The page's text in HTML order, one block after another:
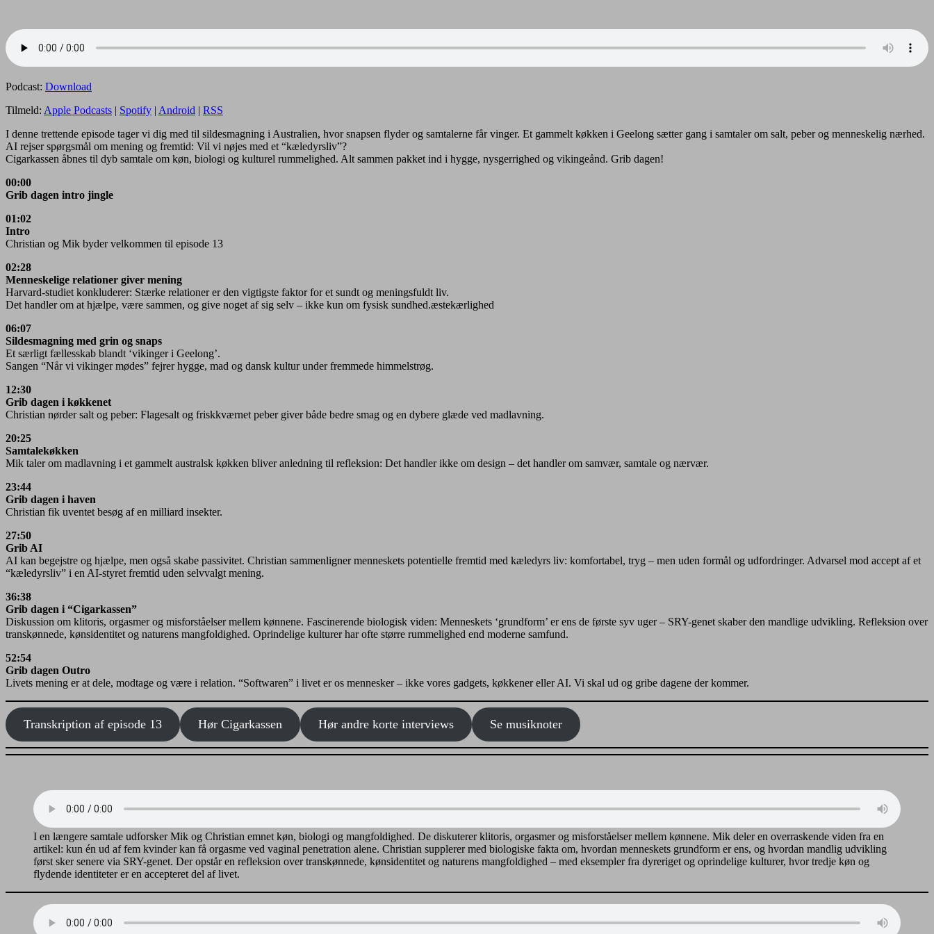
Podcast: Download
Tilmeld: Apple Podcasts | Spotify | Android | RSS
I denne trettende episode tager vi dig med til sildesmagning i Australien, hvor snapsen flyder og samtalerne får vinger. Et gammelt køkken i Geelong sætter gang i samtaler om salt, peber og menneskelig nærhed.
AI rejser spørgsmål om mening og fremtid: Vil vi nøjes med et “kæledyrsliv”?
Cigarkassen åbnes til dyb samtale om køn, biologi og kulturel rummelighed. Alt sammen pakket ind i hygge, nysgerrighed og vikingeånd. Grib dagen!
00:00
Grib dagen intro jingle
01:02
Intro
Christian og Mik byder velkommen til episode 13
02:28
Menneskelige relationer giver mening
Harvard-studiet konkluderer: Stærke relationer er den vigtigste faktor for et sundt og meningsfuldt liv.
Det handler om at hjælpe, være sammen, og give noget af sig selv – ikke kun om fysisk sundhed.æstekærlighed
06:07
Sildesmagning med grin og snaps
Et særligt fællesskab blandt ‘vikinger i Geelong’.
Sangen “Når vi vikinger mødes” fejrer hygge, mad og dansk kultur under fremmede himmelstrøg.
12:30
Grib dagen i køkkenet
Christian nørder salt og peber: Flagesalt og friskkværnet peber giver både bedre smag og en dybere glæde ved madlavning.
20:25
Samtalekøkken
Mik taler om madlavning i et gammelt australsk køkken bliver anledning til refleksion: Det handler ikke om design – det handler om samvær, samtale og nærvær.
23:44
Grib dagen i haven
Christian fik uventet besøg af en milliard insekter.
27:50
Grib AI
AI kan begejstre og hjælpe, men også skabe passivitet. Christian sammenligner menneskets potentielle fremtid med kæledyrs liv: komfortabel, tryg – men uden formål og udfordringer. Advarsel mod accept af et
“kæledyrsliv” i en AI-styret fremtid uden selvvalgt mening.
36:38
Grib dagen i “Cigarkassen”
Diskussion om klitoris, orgasmer og misforståelser mellem kønnene. Fascinerende biologisk viden: Menneskets ‘grundform’ er ens de første syv uger – SRY-genet skaber den mandlige udvikling. Refleksion over
transkønnede, kønsidentitet og naturens mangfoldighed. Oprindelige kulturer har ofte større rummelighed end moderne samfund.
52:54
Grib dagen Outro
Livets mening er at dele, modtage og være i relation. “Softwaren” i livet er os mennesker – ikke vores gadgets, køkkener eller AI. Vi skal ud og gribe dagene der kommer.
Transkription af episode 13 Hør Cigarkassen Hør andre korte interviews Se musiknoter
I en længere samtale udforsker Mik og Christian emnet køn, biologi og mangfoldighed. De diskuterer klitoris, orgasmer og misforståelser mellem kønnene. Mik deler en overraskende viden fra en
artikel: kun én ud af fem kvinder kan få orgasme ved vaginal penetration alene. Christian supplerer med biologiske fakta om, hvordan menneskets grundform er ens, og hvordan mandlig udvikling
først sker senere via SRY-genet. Der opstår en refleksion over transkønnede, kønsidentitet og naturens mangfoldighed – med eksempler fra dyreriget og oprindelige kulturer, hvor tredje køn og
flydende identiteter er en accepteret del af livet.